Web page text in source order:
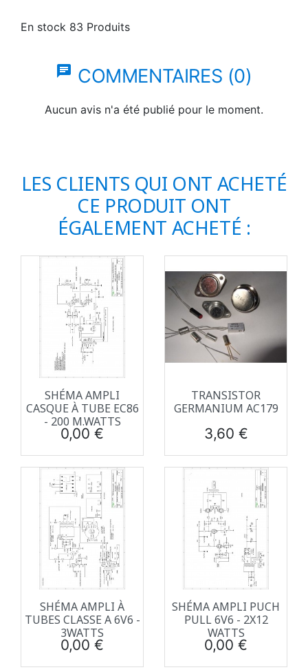
En stock 83 Produits
chat COMMENTAIRES (0)
Aucun avis n'a été publié pour le moment.
LES CLIENTS QUI ONT ACHETÉ
CE PRODUIT ONT
ÉGALEMENT ACHETÉ :
SHÉMA AMPLI
CASQUE À TUBE EC86
- 200 M.WATTS
Prix
0,00 €
TRANSISTOR
GERMANIUM AC179
Prix
3,60 €
SHÉMA AMPLI À
TUBES CLASSE A 6V6 -
3WATTS
Prix
0,00 €
SHÉMA AMPLI PUCH
PULL 6V6 - 2X12
WATTS
Prix
0,00 €